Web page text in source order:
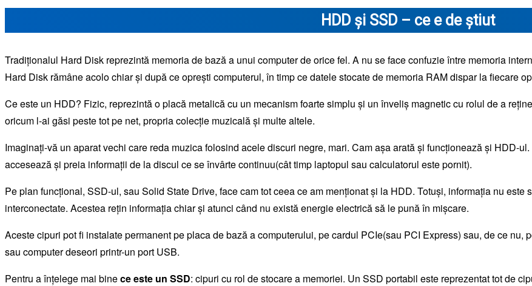
HDD și SSD – ce e de știut
Tradiționalul Hard Disk reprezintă memoria de bază a unui computer de orice fel. A nu se face confuzie între memoria
Hard Disk rămâne acolo chiar și după ce oprești computerul, în timp ce datele stocate de memoria RAM dispar la fiecare
Ce este un HDD? Fizic, reprezintă o placă metalică cu un mecanism foarte simplu și un înveliș magnetic cu rolul de a
oricum l-ai găsi peste tot pe net, propria colecție muzicală și multe altele.
Imaginați-vă un aparat vechi care reda muzica folosind acele discuri negre, mari. Cam așa arată și funcționează și HDD-
accesează și preia informații de la discul ce se învârte continuu(cât timp laptopul sau calculatorul este pornit).
Pe plan funcțional, SSD-ul, sau Solid State Drive, face cam tot ceea ce am menționat și la HDD. Totuși, informația nu
interconectate. Acestea rețin informația chiar și atunci când nu există energie electrică să le pună în mișcare.
Aceste cipuri pot fi instalate permanent pe placa de bază a computerului, pe cardul PCIe(sau PCI Express) sau, de ce
sau computer deseori printr-un port USB.
Pentru a înțelege mai binece este un SSD: cipuri cu rol de stocare a memoriei. Un SSD portabil este reprezentat tot de